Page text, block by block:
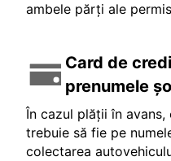
ambele părți ale
Card de
prenumele
În cazul plății în
trebuie să fie pe
colectarea